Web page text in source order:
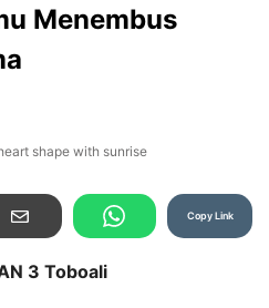
Menembus
Perbesar
shape with sunrise
Copy Link
3 Toboali